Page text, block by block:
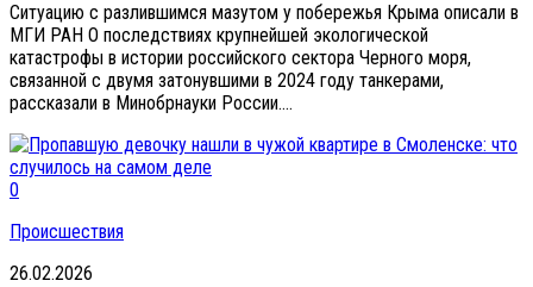
Ситуацию с разлившимся мазутом у побережья Крыма описали в
МГИ РАН О последствиях крупнейшей экологической
катастрофы в истории российского сектора Черного моря,
связанной с двумя затонувшими в 2024 году танкерами,
рассказали в Минобрнауки России....
0
Происшествия
26.02.2026